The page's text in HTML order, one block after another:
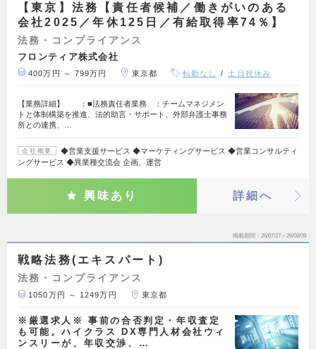
【東京】法務【責任者候補／働きがいのある
会社2025／年休125日／有給取得率74％】
法務・コンプライアンス
フロンティア株式会社
400万円 ～ 799万円 東京都 転勤なし 土日祝休み
【業務詳細】 ：■法務責任者業務 ：チームマネジメン
トと体制構築を推進、法的助言・サポート、外部弁護士事務
所との連携、…
会社概要
◆営業支援サービス ◆マーケティングサービス ◆営業コンサルティ
ングサービス ◆異業種交流会 企画、運営
興味あり 詳細へ
掲載期間 26/07/27～26/08/09
戦略法務(エキスパート)
法務・コンプライアンス
1050万円 ～ 1249万円 東京都
※厳選求人※ 事前の合否判定・年収査定
も可能。ハイクラス DX専門人材会社ウィ
ンスリーが、年収交渉、…